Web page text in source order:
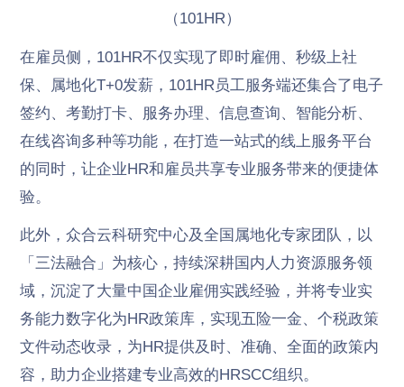
（101HR）
在雇员侧，101HR不仅实现了即时雇佣、秒级上社
保、属地化T+0发薪，101HR员工服务端还集合了电子
签约、考勤打卡、服务办理、信息查询、智能分析、
在线咨询多种等功能，在打造一站式的线上服务平台
的同时，让企业HR和雇员共享专业服务带来的便捷体
验。
此外，众合云科研究中心及全国属地化专家团队，以
「三法融合」为核心，持续深耕国内人力资源服务领
域，沉淀了大量中国企业雇佣实践经验，并将专业实
务能力数字化为HR政策库，实现五险一金、个税政策
文件动态收录，为HR提供及时、准确、全面的政策内
容，助力企业搭建专业高效的HRSCC组织。